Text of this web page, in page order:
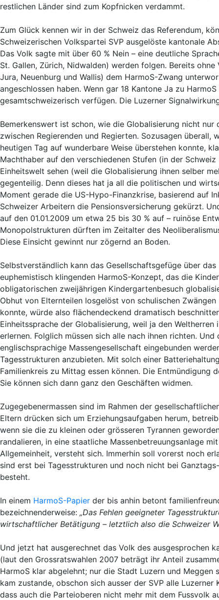
restlichen Länder sind zum Kopfnicken verdammt.
Zum Glück kennen wir in der Schweiz das Referendum,
Schweizerischen Volkspartei SVP ausgelöste kantonale
Das Volk sagte mit über 60 % Nein – eine deutliche
St. Gallen, Zürich, Nidwalden) werden folgen. Bereits
Jura, Neuenburg und Wallis) dem HarmoS-Zwang
angeschlossen haben. Wenn gar 18 Kantone Ja zu
gesamtschweizerisch verfügen. Die Luzerner
Bemerkenswert ist schon, wie die Globalisierung nicht
zwischen Regierenden und Regierten. Sozusagen
heutigen Tag auf wunderbare Weise überstehen konnte,
Machthaber auf den verschiedenen Stufen (in der
Einheitswelt sehen (weil die Globalisierung ihnen selber
gegenteilig. Denn dieses hat ja all die politischen und
Moment gerade die US-Hypo-Finanzkrise, basierend auf
Schweizer Arbeitern die Pensionsversicherung gekürzt.
auf den 01.01.2009 um etwa 25 bis 30 % auf – ruinöse
Monopolstrukturen dürften im Zeitalter des
Diese Einsicht gewinnt nur zögernd an Boden.
Selbstverständlich kann das Gesellschaftsgefüge über
euphemistisch klingenden HarmoS-Konzept, das die
obligatorischen zweijährigen Kindergartenbesuch
Obhut von Elternteilen losgelöst von schulischen
konnte, würde also flächendeckend dramatisch
Einheitssprache der Globalisierung, weil ja den
erlernen. Folglich müssen sich alle nach ihnen richten.
englischsprachige Massengesellschaft eingebunden
Tagesstrukturen anzubieten. Mit solch einer
Familienkreis zu Mittag essen können. Die
Sie können sich dann ganz den Geschäften widmen.
Zugegebenermassen sind im Rahmen der
Eltern drücken sich um Erziehungsaufgaben herum,
wenn sie die zu kleinen oder grösseren Tyrannen
randalieren, in eine staatliche Massenbetreuungsanlage
Allgemeinheit, versteht sich. Immerhin soll vorerst noch
sind erst bei Tagesstrukturen und noch nicht bei
besteht.
In einem HarmoS-Papier der bis anhin betont
bezeichnenderweise: „Das Fehlen geeigneter
wirtschaftlicher Betätigung – letztlich also die Schweizer
Und jetzt hat ausgerechnet das Volk des ausgesprochen
(laut den Grossratswahlen 2007 beträgt ihr Anteil
HarmoS klar abgelehnt; nur die Stadt Luzern und
kam zustande, obschon sich ausser der SVP alle
dass auch die Parteioberen nicht mehr mit dem Fussvolk